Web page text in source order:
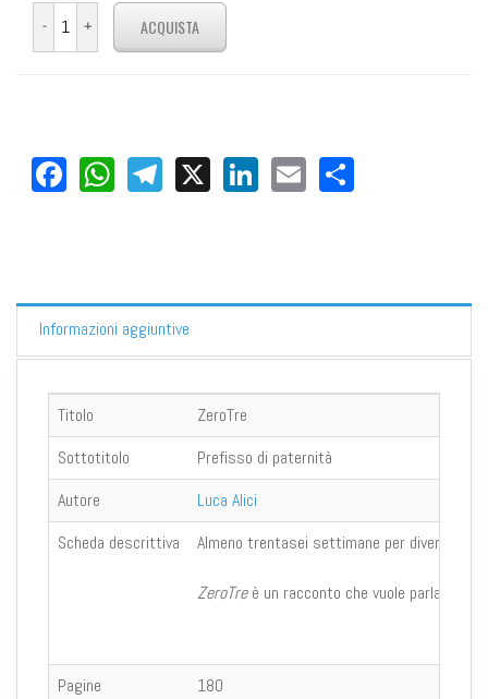
Facebook
WhatsApp
Telegram
X LinkedIn
Email
Informazioni aggiuntive
Titolo
ZeroTre
Sottotitolo
Prefisso di paternità
Autore
Luca Alici
Scheda descrittiva
Almeno trentasei settimane per diventare
ZeroTreè un racconto che vuole parlare a
Pagine
180